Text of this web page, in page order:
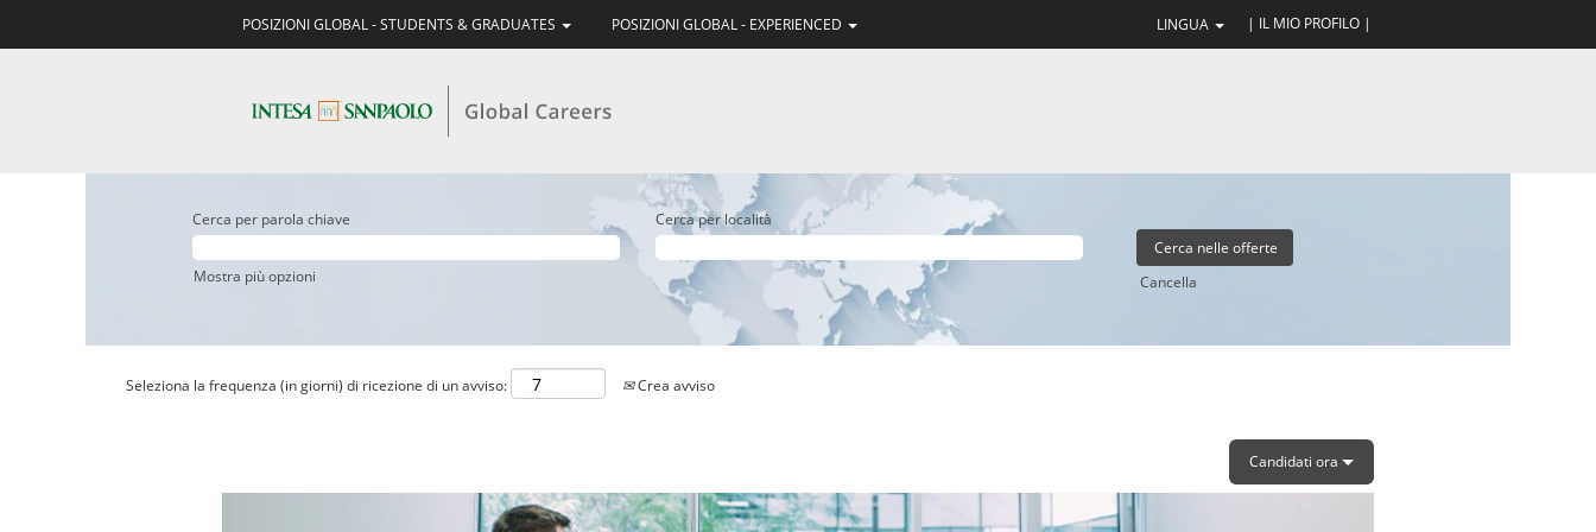
POSIZIONI GLOBAL - STUDENTS & GRADUATES POSIZIONI GLOBAL - EXPERIENCED LINGUA | IL MIO PROFILO |
Cerca per parola chiave Cerca per località
Mostra più opzioni Cancella
Seleziona la frequenza (in giorni) di ricezione di un avviso: Crea avviso
Candidati ora